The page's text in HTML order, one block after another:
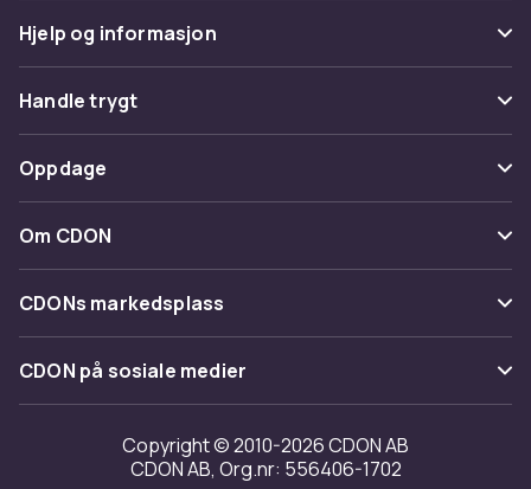
Hjelp og informasjon
Vanlige spørsmål
Spor pakke
Angre & returner her
Kontakt oss
Handle trygt
Betaling
Levering
Tilbakekallinger
Oppdage
Kategorier
Varemerker
Om CDON
Om oss
Kundeanmeldelser
Jobbe på CDON
Investor relations
Tilgjengelighet
CDONs markedsplass
Merchant Help Center
CDON på sosiale medier
Copyright © 2010-2026 CDON AB
CDON AB, Org.nr: 556406-1702